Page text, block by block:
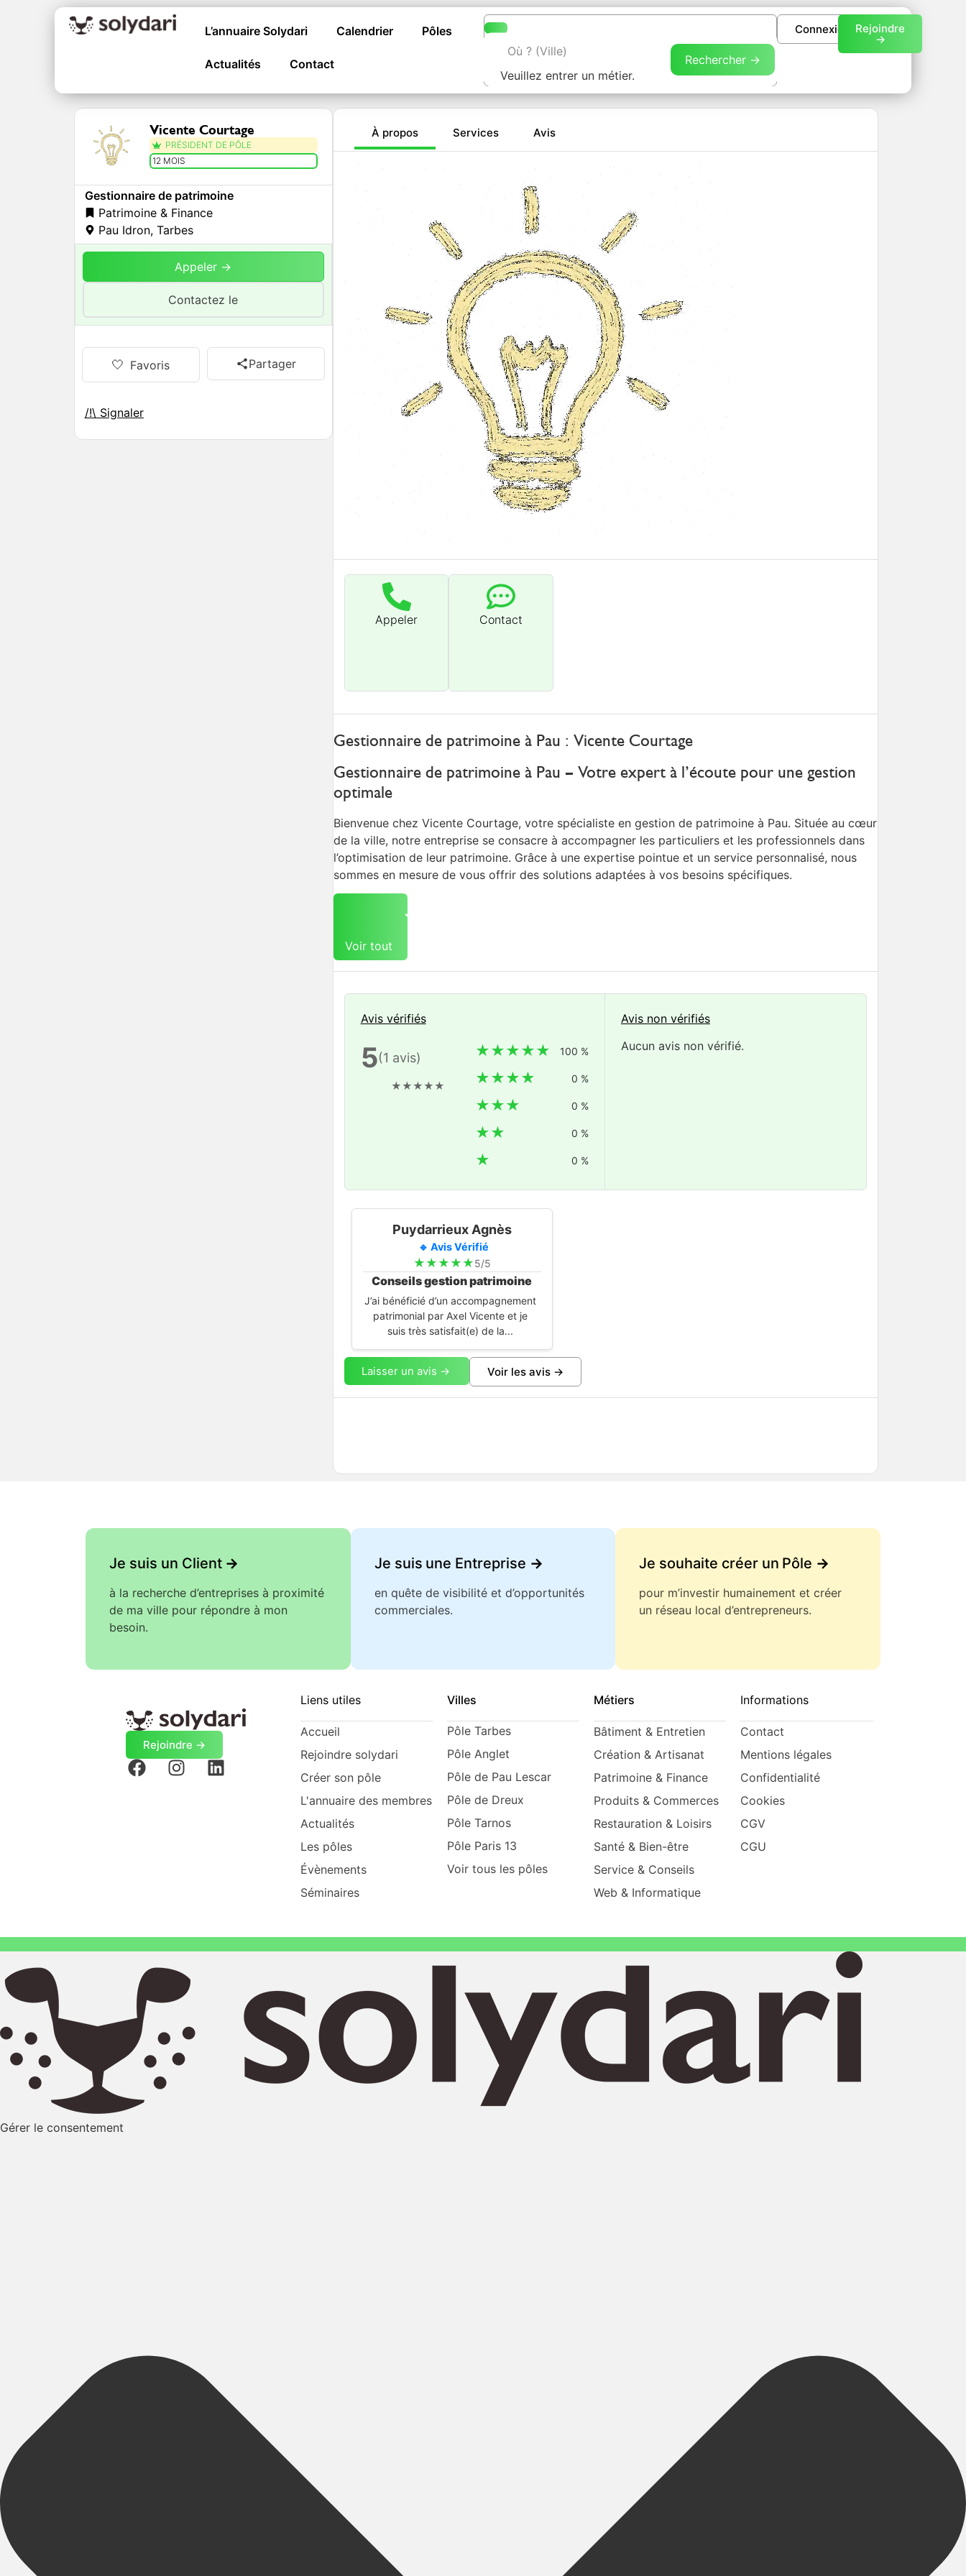
L’annuaire Solydari Calendrier Pôles
Actualités
Contact
Veuillez entrer un métier.
Rechercher →
Connexion Rejoindre
->
Vicente Courtage
PRÉSIDENT DE PÔLE
12 MOIS
Gestionnaire de patrimoine
Patrimoine & Finance
Pau Idron, Tarbes
Appeler →
Contactez le
🤍 Favoris Partager
/!\ Signaler
À propos Services Avis
Appeler Contact
Gestionnaire de patrimoine à Pau : Vicente Courtage
Gestionnaire de patrimoine à Pau – Votre expert à l’écoute pour une gestion
optimale
Bienvenue chez Vicente Courtage, votre spécialiste en gestion de patrimoine à Pau. Située au cœur
de la ville, notre entreprise se consacre à accompagner les particuliers et les professionnels dans
l’optimisation de leur patrimoine. Grâce à une expertise pointue et un service personnalisé, nous
sommes en mesure de vous offrir des solutions adaptées à vos besoins spécifiques.
Voir tout
Avis vérifiés
5(1 avis)
★★★★★
★★★★★ 100 %
★★★★ 0 %
★★★ 0 %
★★ 0 %
★ 0 %
Avis non vérifiés
Aucun avis non vérifié.
Puydarrieux Agnès
🔹 Avis Vérifié
★ ★ ★ ★ ★5/5
Conseils gestion patrimoine
J’ai bénéficié d’un accompagnement
patrimonial par Axel Vicente et je
suis très satisfait(e) de la...
Laisser un avis -> Voir les avis ->
Je suis un Client ->
à la recherche d’entreprises à proximité
de ma ville pour répondre à mon
besoin.
Je suis une Entreprise ->
en quête de visibilité et d’opportunités
commerciales.
Je souhaite créer un Pôle ->
pour m’investir humainement et créer
un réseau local d’entrepreneurs.
Rejoindre ->
Liens utiles
Accueil
Rejoindre solydari
Créer son pôle
L'annuaire des membres
Actualités
Les pôles
Évènements
Séminaires
Villes
Pôle Tarbes
Pôle Anglet
Pôle de Pau Lescar
Pôle de Dreux
Pôle Tarnos
Pôle Paris 13
Voir tous les pôles
Métiers
Bâtiment & Entretien
Création & Artisanat
Patrimoine & Finance
Produits & Commerces
Restauration & Loisirs
Santé & Bien-être
Service & Conseils
Web & Informatique
Informations
Contact
Mentions légales
Confidentialité
Cookies
CGV
CGU
Gérer le consentement